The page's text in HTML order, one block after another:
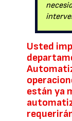
Usted
están ya